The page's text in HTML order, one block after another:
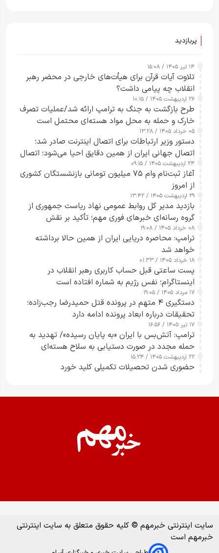
پربازدید
۱۴ تیر ۱۴۰۵ / ۱۵:۰۸
تلاوت آیات قرآن برای هیأت‌های خارجی در محضر رهبر
انقلاب چه پیامی داشت؟
۲۶ اردیبهشت ۱۴۰۵ / ۱۰:۱۵
طرح‌ بازگشت به جنگ به ترامپ ارائه شد/عملیات تصرف
خارک و حمله به محل مواد هسته‌ای محتمل است
۰۵ خرداد ۱۴۰۵ / ۱۳:۲۸
دستور وزیر ارتباطات برای اتصال اینترنت صادر شد؛
اتصال جهانی ایران از همین دقایق احیا می‌شود؛ اتصال
کامل مردم تا ۲۴ ساعت آینده
۲۴ اردیبهشت ۱۴۰۵ / ۰۹:۱۵
آغاز ثبت‌نام وام ۷۵ میلیون تومانی بازنشستگان کشوری
از امروز
۲۹ اردیبهشت ۱۴۰۵ / ۱۳:۴۲
بازدید مدیر کل روابط عمومی نهاد ریاست جمهوری از
گروه رسانه‌ای خبرهای فوری مهم؛ تأکید بر نقش
رسانه‌های هوشمند و مسئول در ارتقای آگاهی عمومی
۰۸ خرداد ۱۴۰۵ / ۱۹:۰۸
ترامپ: محاصره دریایی ایران از همین حالا برداشته
خواهد شد
۱۸ خرداد ۱۴۰۵ / ۰۱:۳۳
پست ساعتی قبل حساب کاربری رهبر انقلاب در
اینستاگرام؛ نفس رژیم به شماره افتاده است​
۱۷ مرداد ۱۴۰۵ / ۱۹:۰۵
دستگیری ۴ متهم در پرونده قتل حمیدرضا رجب‌زاده؛
تحقیقات درباره ابعاد پرونده ادامه دارد
۱۷ تیر ۱۴۰۵ / ۱۶:۵۶
ترامپ: آتش‌بس با ایران «به پایان رسیده»/ تهدید به
حمله مجدد در صورت دستیابی به سلاح هسته‌ای
۲۲ اردیبهشت ۱۴۰۵ / ۱۵:۲۴
حضوری شدن تحصیلات تکمیلی کلید خورد
سایت اینترنتی خبرمهم © کلیه حقوق متعلق به سایت اینترنتی
خبرمهم است